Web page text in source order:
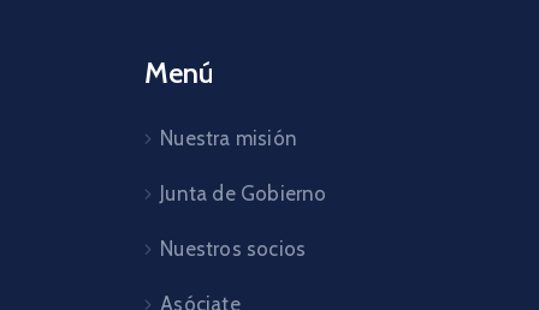
Menú
Nuestra misión
Junta de Gobierno
Nuestros socios
Asóciate